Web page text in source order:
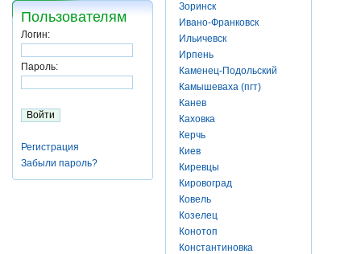
Пользователям
Логин:
Пароль:
Регистрация
Забыли пароль?
Зоринск
Ивано-Франковск
Ильичевск
Ирпень
Каменец-Подольский
Камышеваха (пгт)
Канев
Каховка
Керчь
Киев
Киревцы
Кировоград
Ковель
Козелец
Конотоп
Константиновка